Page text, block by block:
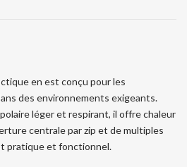
en est conçu pour les
des environnements exigeants.
léger et respirant, il offre chaleur
centrale par zip et de multiples
pratique et fonctionnel.